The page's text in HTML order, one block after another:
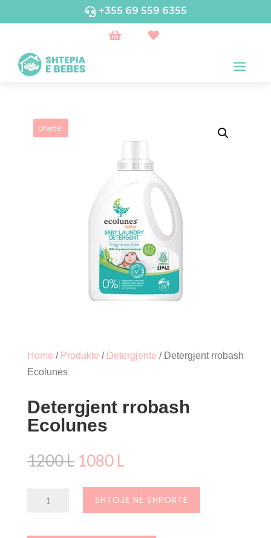
 +355 69 559 6355
 
Ofertë!
Home / Produkte / Detergjente / Detergjent rrobash
Ecolunes
Detergjent rrobash
Ecolunes
1200L Çmimi
qe:
1200 L.
1080 L
tanishëm
është:
SHTOJE NË SHPORTË